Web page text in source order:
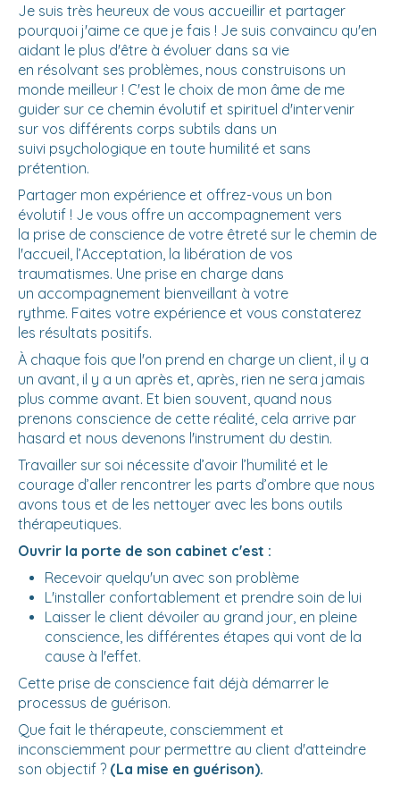
Je suis très heureux de vous accueillir et partager
pourquoi j'aime ce que je fais ! Je suis convaincu qu'en
aidant le plus d'être à évoluer dans sa vie
en résolvant ses problèmes, nous construisons un
monde meilleur ! C'est le choix de mon âme de me
guider sur ce chemin évolutif et spirituel d'intervenir
sur vos différents corps subtils dans un
suivi psychologique en toute humilité et sans
prétention.
Partager mon expérience et offrez-vous un bon
évolutif ! Je vous offre un accompagnement vers
la prise de conscience de votre êtreté sur le chemin de
l'accueil, l’Acceptation, la libération de vos
traumatismes. Une prise en charge dans
un accompagnement bienveillant à votre
rythme. Faites votre expérience et vous constaterez
les résultats positifs.
À chaque fois que l'on prend en charge un client, il y a
un avant, il y a un après et, après, rien ne sera jamais
plus comme avant. Et bien souvent, quand nous
prenons conscience de cette réalité, cela arrive par
hasard et nous devenons l'instrument du destin.
Travailler sur soi nécessite d’avoir l’humilité et le
courage d’aller rencontrer les parts d’ombre que nous
avons tous et de les nettoyer avec les bons outils
thérapeutiques.
Ouvrir la porte de son cabinet c'est :
Recevoir quelqu'un avec son problème
L'installer confortablement et prendre soin de lui
Laisser le client dévoiler au grand jour, en pleine
conscience, les différentes étapes qui vont de la
cause à l'effet.
Cette prise de conscience fait déjà démarrer le
processus de guérison.
Que fait le thérapeute, consciemment et
inconsciemment pour permettre au client d'atteindre
son objectif ? (La mise en guérison).